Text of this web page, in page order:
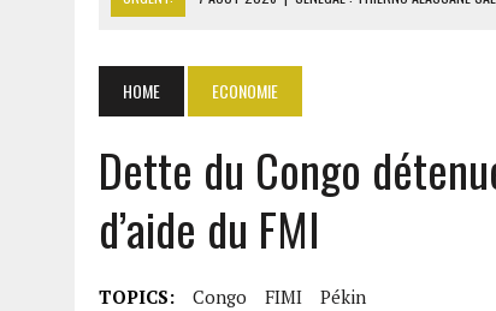
7 AOÛT 2026 | OUATTARA APPELLE À L’UNION NATIONALE
7 AOÛT 2026
CÔTE D’IVOIRE : OUATTARA GRACIE 4 661
HOME ECONOMIE
Dette du Congo
d’aide du FMI
TOPICS: Congo FIMI Pékin